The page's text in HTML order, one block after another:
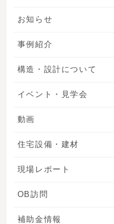
お知らせ
事例紹介
構造・設計について
イベント・見学会
動画
住宅設備・建材
現場レポート
OB訪問
補助金情報